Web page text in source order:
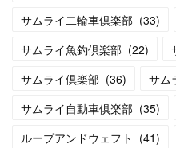
サムライ二輪車倶楽部 (33)
サムライ魚釣倶楽部 (22)
サムライ倶楽部 (36) サム
サムライ自動車倶楽部 (35)
ループアンドウェフト (41)